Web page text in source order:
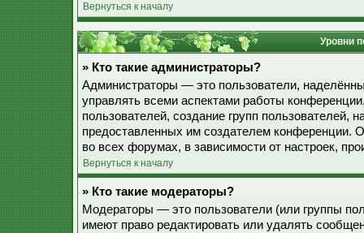
Вернуться к началу
Уровни
» Кто такие администраторы?
Администраторы — это пользователи,
управлять всеми аспектами работы
пользователей, создание групп пользователей,
предоставленных им создателем конференции.
во всех форумах, в зависимости от настроек,
Вернуться к началу
» Кто такие модераторы?
Модераторы — это пользователи (или группы
имеют право редактировать или удалять